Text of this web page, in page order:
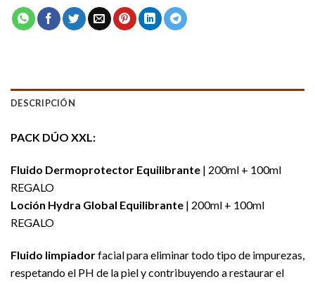
DESCRIPCIÓN
PACK DÚO XXL:
Fluido Dermoprotector Equilibrante | 200ml + 100ml
REGALO
Loción Hydra Global Equilibrante | 200ml + 100ml
REGALO
Fluido limpiadorfacial para eliminar todo tipo de impurezas,
respetando el PH de la piel y contribuyendo a restaurar el